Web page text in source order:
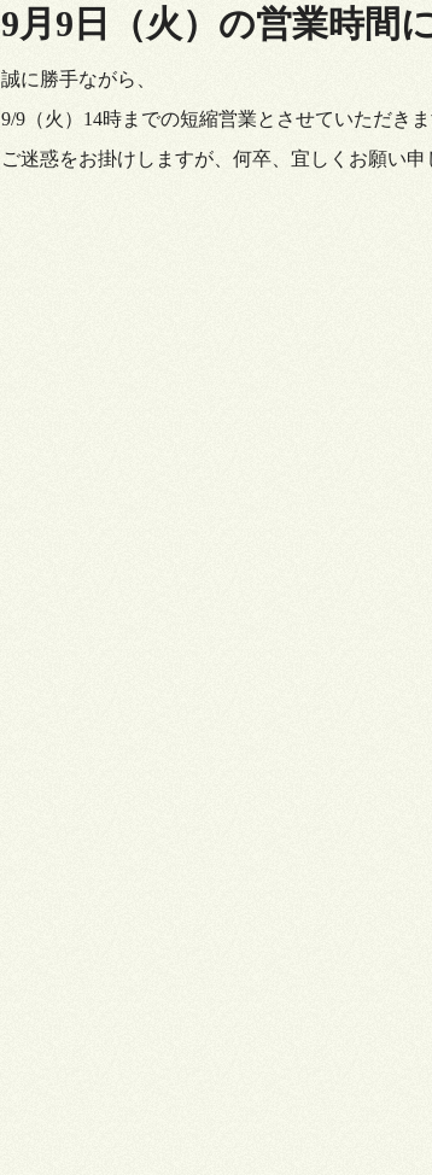
9月9日（火）の営業時間
誠に勝手ながら、
9/9（火）14時までの短縮営業とさせていただきま
ご迷惑をお掛けしますが、何卒、宜しくお願い申